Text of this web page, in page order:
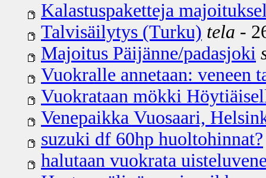
Kalastuspaketteja
Talvisäilytys (Turku) tela -
Majoitus Päijänne/padasjoki
Vuokralle annetaan:
Vuokrataan mökki
Venepaikka Vuosaari,
suzuki df 60hp huoltohinnat?
halutaan vuokrata